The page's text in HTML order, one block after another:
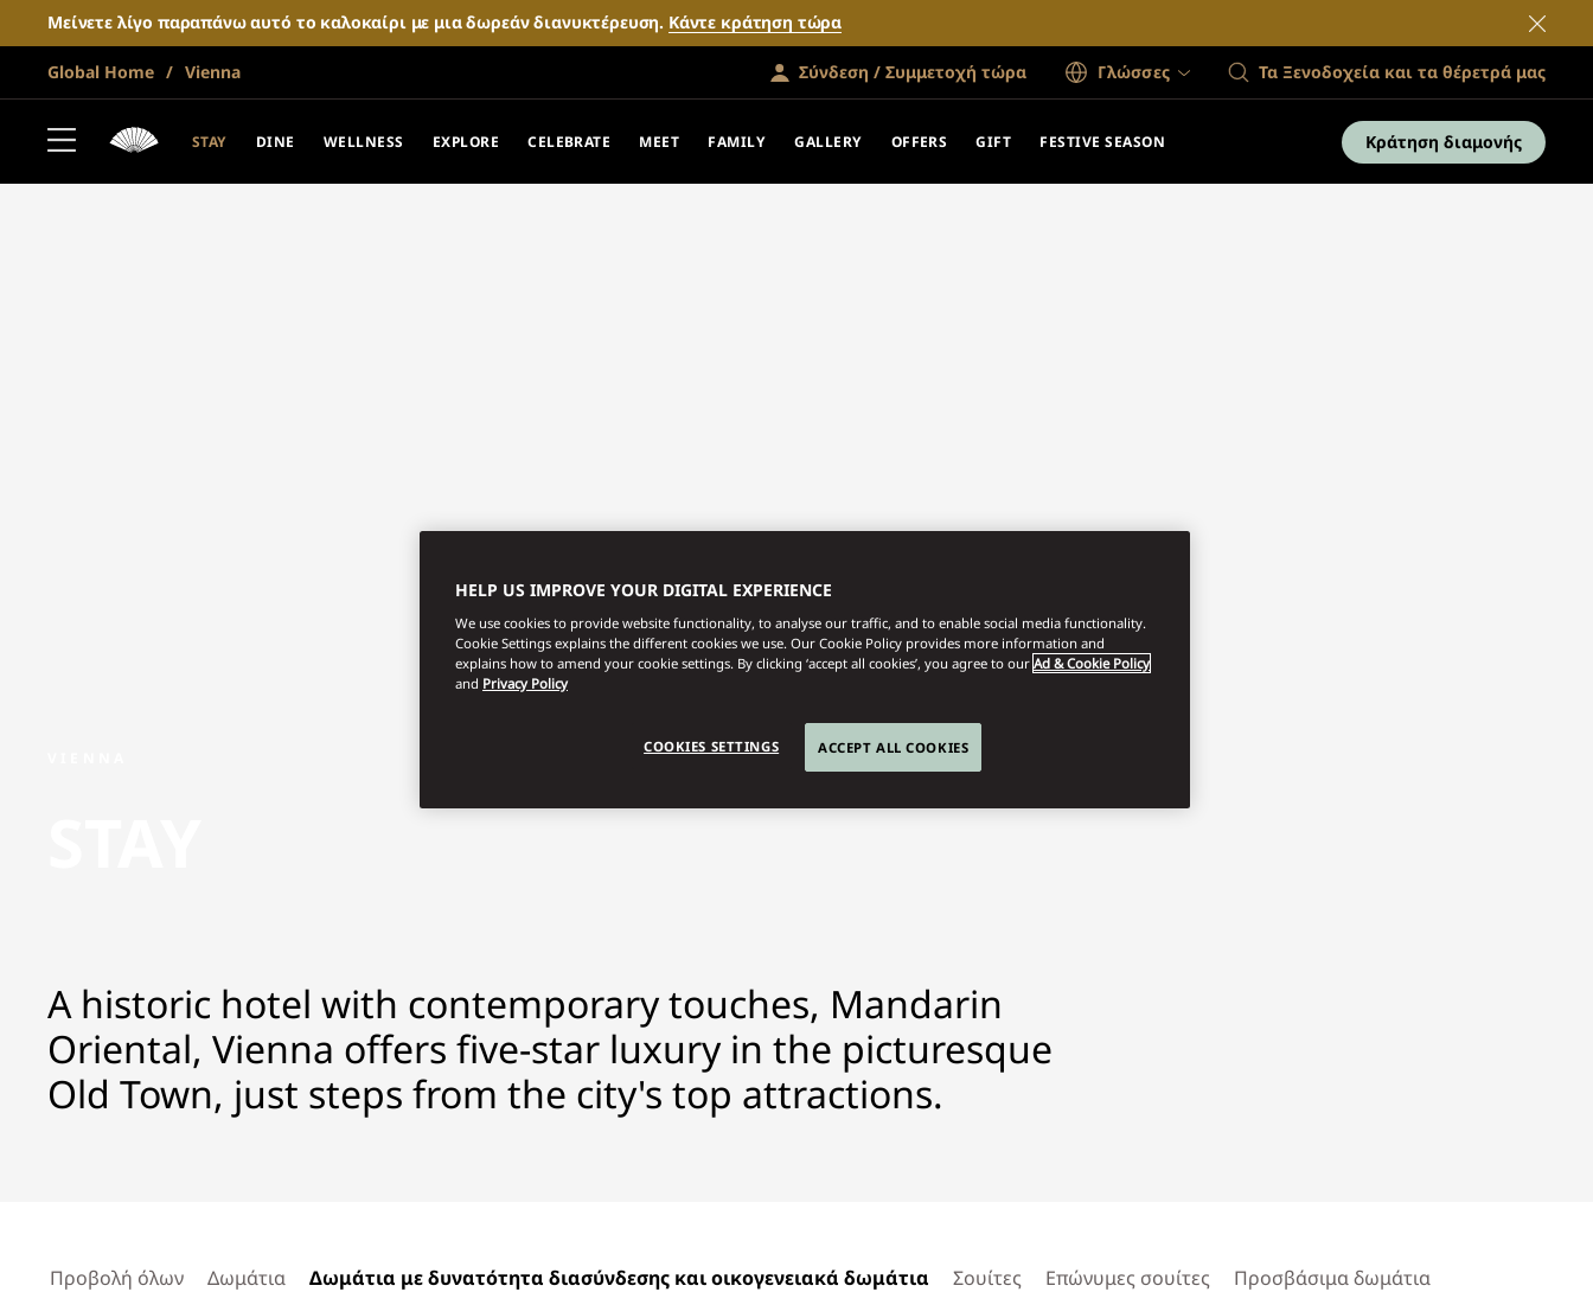
Μείνετε λίγο παραπάνω αυτό το καλοκαίρι με μια δωρεάν διανυκτέρευση. Κάντε κράτηση τώρα
Global Home Vienna Σύνδεση / Συμμετοχή τώρα Γλώσσες Τα Ξενοδοχεία και τα θέρετρά μας
STAY DINE WELLNESS EXPLORE CELEBRATE MEET FAMILY GALLERY OFFERS GIFT FESTIVE SEASON Κράτηση διαμονής
A historic hotel with contemporary touches, Mandarin
Oriental, Vienna offers five-star luxury in the picturesque
Old Town, just steps from the city's top attractions.
Προβολή όλων Δωμάτια Δωμάτια με δυνατότητα διασύνδεσης και οικογενειακά δωμάτια Σουίτες Επώνυμες σουίτες Προσβάσιμα δωμάτια
HELP US IMPROVE YOUR DIGITAL EXPERIENCE
We use cookies to provide website functionality, to analyse our traffic, and to enable social media functionality.
Cookie Settings explains the different cookies we use. Our Cookie Policy provides more information and
explains how to amend your cookie settings. By clicking ‘accept all cookies’, you agree to our Ad & Cookie Policy
and Privacy Policy
COOKIES SETTINGS ACCEPT ALL COOKIES